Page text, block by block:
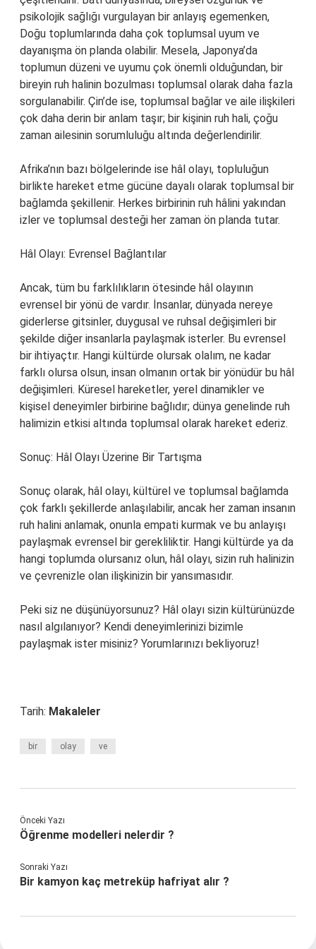
psikolojik sağlığı vurgulayan bir anlayış egemenken,
Doğu toplumlarında daha çok toplumsal uyum ve
dayanışma ön planda olabilir. Mesela, Japonya’da
toplumun düzeni ve uyumu çok önemli olduğundan, bir
bireyin ruh halinin bozulması toplumsal olarak daha fazla
sorgulanabilir. Çin’de ise, toplumsal bağlar ve aile ilişkileri
çok daha derin bir anlam taşır; bir kişinin ruh hali, çoğu
zaman ailesinin sorumluluğu altında değerlendirilir.
Afrika’nın bazı bölgelerinde ise hâl olayı, topluluğun
birlikte hareket etme gücüne dayalı olarak toplumsal bir
bağlamda şekillenir. Herkes birbirinin ruh hâlini yakından
izler ve toplumsal desteği her zaman ön planda tutar.
Hâl Olayı: Evrensel Bağlantılar
Ancak, tüm bu farklılıkların ötesinde hâl olayının
evrensel bir yönü de vardır. İnsanlar, dünyada nereye
giderlerse gitsinler, duygusal ve ruhsal değişimleri bir
şekilde diğer insanlarla paylaşmak isterler. Bu evrensel
bir ihtiyaçtır. Hangi kültürde olursak olalım, ne kadar
farklı olursa olsun, insan olmanın ortak bir yönüdür bu hâl
değişimleri. Küresel hareketler, yerel dinamikler ve
kişisel deneyimler birbirine bağlıdır; dünya genelinde ruh
halimizin etkisi altında toplumsal olarak hareket ederiz.
Sonuç: Hâl Olayı Üzerine Bir Tartışma
Sonuç olarak, hâl olayı, kültürel ve toplumsal bağlamda
çok farklı şekillerde anlaşılabilir, ancak her zaman insanın
ruh halini anlamak, onunla empati kurmak ve bu anlayışı
paylaşmak evrensel bir gerekliliktir. Hangi kültürde ya da
hangi toplumda olursanız olun, hâl olayı, sizin ruh halinizin
ve çevrenizle olan ilişkinizin bir yansımasıdır.
Peki siz ne düşünüyorsunuz? Hâl olayı sizin kültürünüzde
nasıl algılanıyor? Kendi deneyimlerinizi bizimle
paylaşmak ister misiniz? Yorumlarınızı bekliyoruz!
Tarih: Makaleler
bir olay ve
Önceki Yazı
Öğrenme modelleri nelerdir ?
Sonraki Yazı
Bir kamyon kaç metreküp hafriyat alır ?